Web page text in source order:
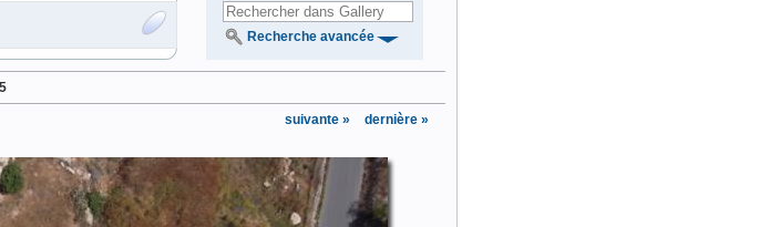
Recherche avancée
suivante » dernière »